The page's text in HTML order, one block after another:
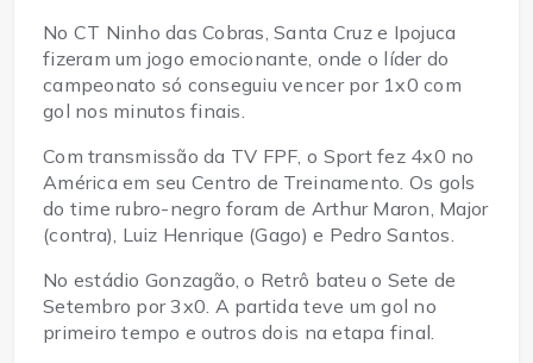
No CT Ninho das Cobras, Santa Cruz e Ipojuca
fizeram um jogo emocionante, onde o líder do
campeonato só conseguiu vencer por 1x0 com
gol nos minutos finais.
Com transmissão da TV FPF, o Sport fez 4x0 no
América em seu Centro de Treinamento. Os gols
do time rubro-negro foram de Arthur Maron, Major
(contra), Luiz Henrique (Gago) e Pedro Santos.
No estádio Gonzagão, o Retrô bateu o Sete de
Setembro por 3x0. A partida teve um gol no
primeiro tempo e outros dois na etapa final.